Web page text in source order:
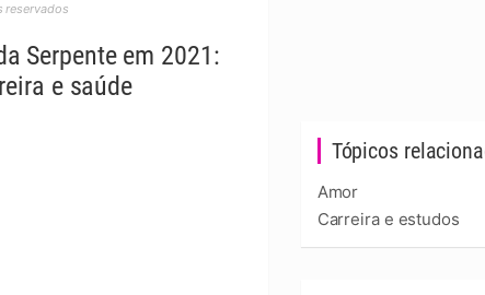
reservados
Serpente em 2021:
e saúde
Tópicos
Amor
Carreira e estudos